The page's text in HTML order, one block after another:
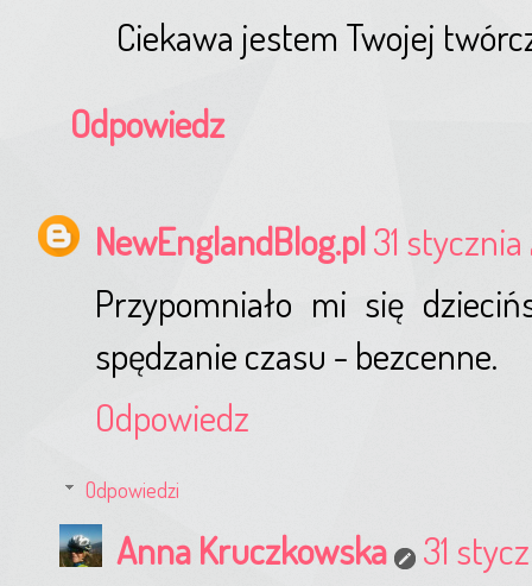
Ciekawa jestem Twojej
Odpowiedz
NewEnglandBlog.pl31 stycznia
Przypomniało mi się
spędzanie czasu - bezcenne.
Odpowiedz
Odpowiedzi
Anna Kruczkowska
31